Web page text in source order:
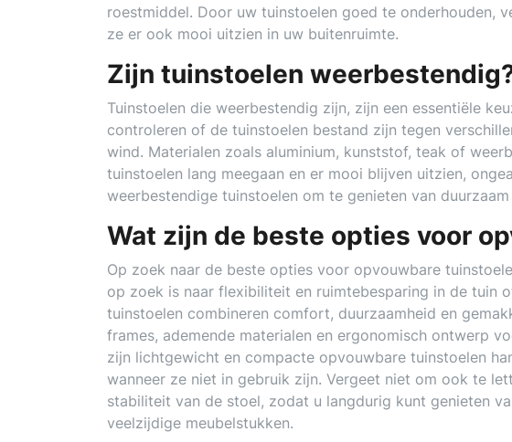
roestmiddel. Door uw tuinstoelen goed te onderhouden,
ze er ook mooi uitzien in uw buitenruimte.
Zijn tuinstoelen
Tuinstoelen die weerbestendig zijn, zijn een essentiële
controleren of de tuinstoelen bestand zijn tegen
wind. Materialen zoals aluminium, kunststof, teak of
tuinstoelen lang meegaan en er mooi blijven uitzien,
weerbestendige tuinstoelen om te genieten van
Wat zijn de beste opties voor
Op zoek naar de beste opties voor opvouwbare
op zoek is naar flexibiliteit en ruimtebesparing in de tuin
tuinstoelen combineren comfort, duurzaamheid en
frames, ademende materialen en ergonomisch ontwerp
zijn lichtgewicht en compacte opvouwbare tuinstoelen
wanneer ze niet in gebruik zijn. Vergeet niet om ook te
stabiliteit van de stoel, zodat u langdurig kunt genieten
veelzijdige meubelstukken.